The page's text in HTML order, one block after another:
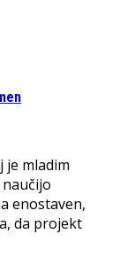
je mladim
enostaven,
da projekt